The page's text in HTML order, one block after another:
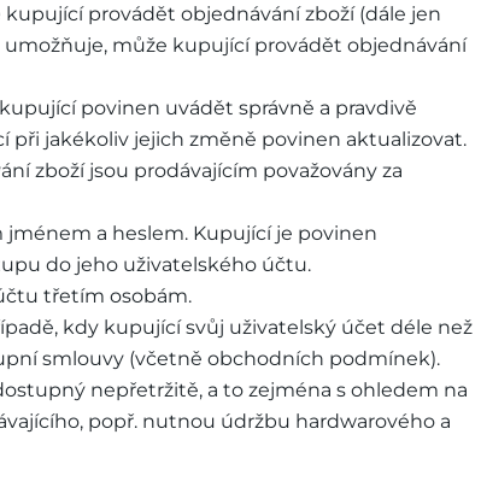
provádět objednávání zboží (dále jen
umožňuje, může kupující provádět objednávání
povinen uvádět správně a pravdivě
jakékoliv jejich změně povinen aktualizovat.
zboží jsou prodávajícím považovány za
a heslem. Kupující je povinen
do jeho uživatelského účtu.
třetím osobám.
kdy kupující svůj uživatelský účet déle než
smlouvy (včetně obchodních podmínek).
nepřetržitě, a to zejména s ohledem na
popř. nutnou údržbu hardwarového a